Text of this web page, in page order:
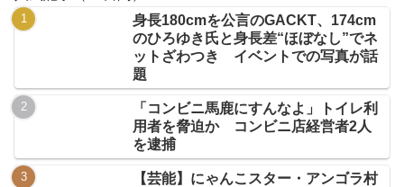
身長180cmを公言のGACKT、174cm
のひろゆき氏と身長差“ほぼなし”でネ
ットざわつき イベントでの写真が話
題
「コンビニ馬鹿にすんなよ」トイレ利
用者を脅迫か コンビニ店経営者2人
を逮捕
【芸能】にゃんこスター・アンゴラ村